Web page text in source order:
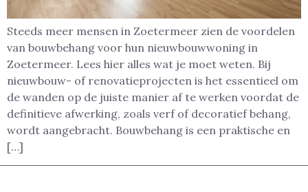
Steeds meer mensen in Zoetermeer zien de voordelen
van bouwbehang voor hun nieuwbouwwoning in
Zoetermeer. Lees hier alles wat je moet weten. Bij
nieuwbouw- of renovatieprojecten is het essentieel om
de wanden op de juiste manier af te werken voordat de
definitieve afwerking, zoals verf of decoratief behang,
wordt aangebracht. Bouwbehang is een praktische en
[…]